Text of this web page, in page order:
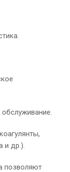
и др.).
позволяют